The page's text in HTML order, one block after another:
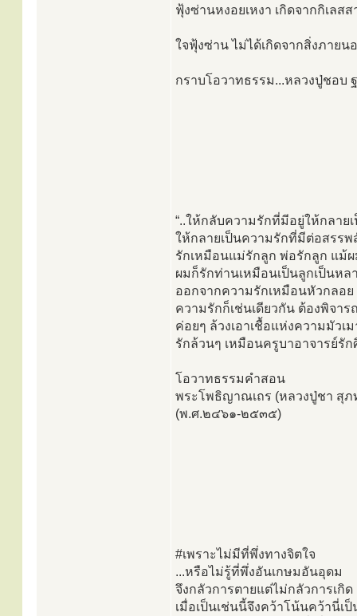
ฟุ้งซ่านหงอยเหงา เกิดจากกิเลส
ใจฟุ้งซ่าน ไม่ได้เกิดจากสิ่งภาย
กราบโอวาทธรรม...หลวงปู่ชอบ
“..ให้กลับความรักที่มีอยู่ให้กลาย
ให้กลายเป็นความรักที่มีต่อสรรพ
รักเหมือนแม่รักลูก พ่อรักลูก แม้
ผมก็รักท่านเหมือนเป็นลูกเป็นหล
ออกจากความรักเหมือนหัวกลอ
ความรักก็เช่นเดียวกัน ต้องพิจา
ค่อยๆ ล้วงเอาเชื้อแห่งความมัวเ
รักล้วนๆ เหมือนครูบาอาจารย์รัก
โอวาทธรรมคำสอน
พระโพธิญาณเถร (หลวงปู่ชา สุภ
(พ.ศ.๒๔๖๑-๒๕๓๕)
#เพราะไม่มีที่พึ่งทางจิตใจ
...หรือไม่รู้ที่พึ่งอันเกษมอันอุดม
จึงกลัวการตายแต่ไม่กลัวการเกิด
เมื่อเป็นเช่นนี้จึงคว้าโน้นคว้านี่เ